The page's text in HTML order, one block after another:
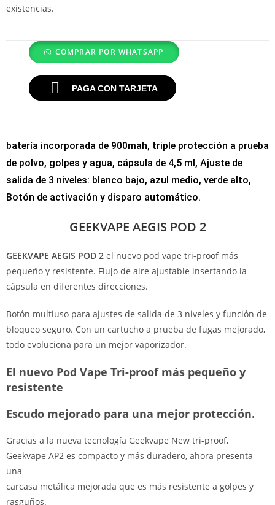
existencias.
COMPRAR POR WHATSAPP
PAGA CON TARJETA
batería incorporada de 900mah, triple protección a prueba
de polvo, golpes y agua, cápsula de 4,5 ml, Ajuste de
salida de 3 niveles: blanco bajo, azul medio, verde alto,
Botón de activación y disparo automático.
GEEKVAPE AEGIS POD 2
GEEKVAPE AEGIS POD 2 el nuevo pod vape tri-proof más
pequeño y resistente. Flujo de aire ajustable insertando la
cápsula en diferentes direcciones.
Botón multiuso para ajustes de salida de 3 niveles y función de
bloqueo seguro. Con un cartucho a prueba de fugas mejorado,
todo evoluciona para un mejor vaporizador.
El nuevo Pod Vape Tri-proof más pequeño y
resistente
Escudo mejorado para una mejor protección.
Gracias a la nueva tecnología Geekvape New tri-proof,
Geekvape AP2 es compacto y más duradero, ahora presenta
una
carcasa metálica mejorada que es más resistente a golpes y
rasguños.